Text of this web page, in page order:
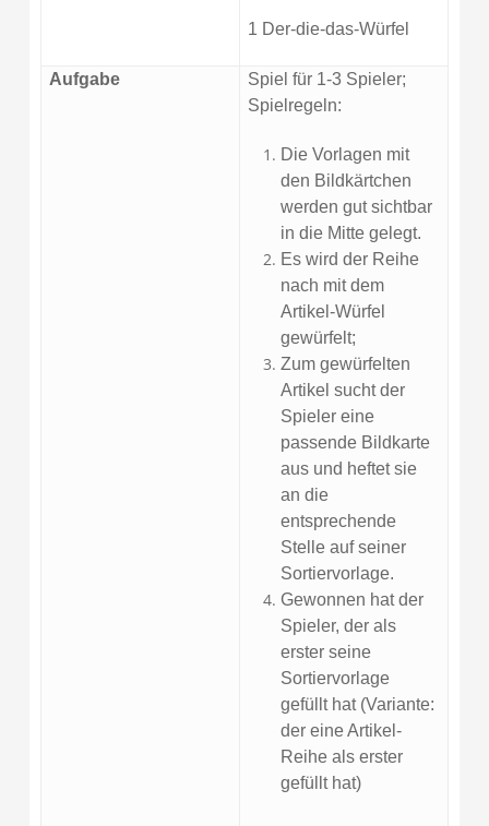
1 Der-die-das-Würfel
Aufgabe
Spiel für 1-3 Spieler;
Spielregeln:
Die Vorlagen mit
den Bildkärtchen
werden gut sichtbar
in die Mitte gelegt.
Es wird der Reihe
nach mit dem
Artikel-Würfel
gewürfelt;
Zum gewürfelten
Artikel sucht der
Spieler eine
passende Bildkarte
aus und heftet sie
an die
entsprechende
Stelle auf seiner
Sortiervorlage.
Gewonnen hat der
Spieler, der als
erster seine
Sortiervorlage
gefüllt hat (Variante:
der eine Artikel-
Reihe als erster
gefüllt hat)